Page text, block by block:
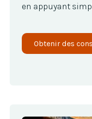
en appuyant
Obtenir des